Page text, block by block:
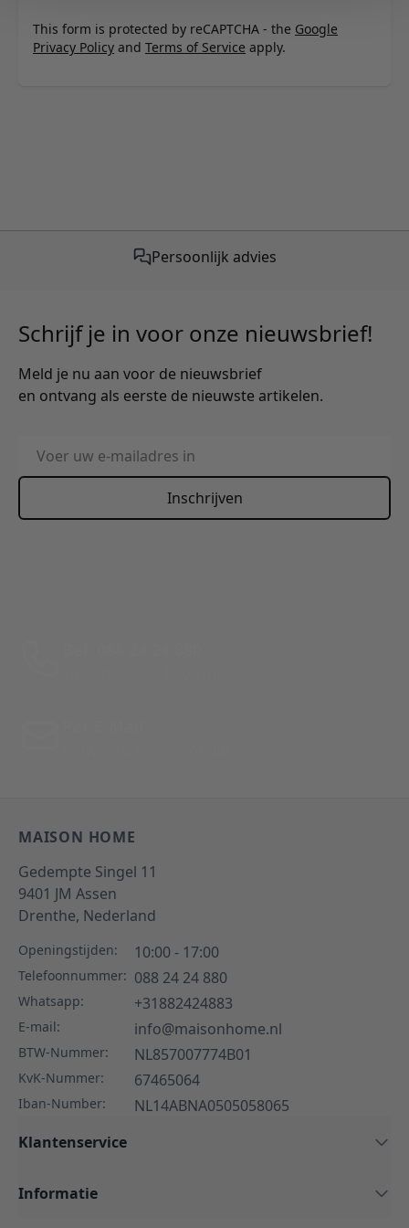
This form is protected by reCAPTCHA - the Google
Privacy Policy and Terms of Service apply.
Persoonlijk advies
Schrijf je in voor onze nieuwsbrief!
Meld je nu aan voor de nieuwsbrief
en ontvang als eerste de nieuwste artikelen.
E-mailadres
Inschrijven
MAISON HOME
Gedempte Singel 11
9401 JM Assen
Drenthe, Nederland
Openingstijden: 10:00 - 17:00
Telefoonnummer: 088 24 24 880
Whatsapp: +31882424883
E-mail: info@maisonhome.nl
BTW-Nummer: NL857007774B01
KvK-Nummer: 67465064
Iban-Number:
NL14ABNA0505058065
Klantenservice
Informatie